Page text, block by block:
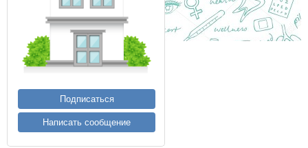
Подписаться
Написать сообщение